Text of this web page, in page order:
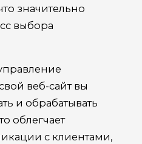
значительно
выбора
веб-сайт вы
и обрабатывать
облегчает
с клиентами,